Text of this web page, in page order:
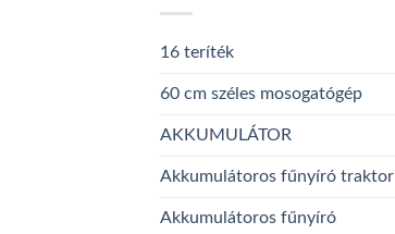
16 teríték
60 cm széles mosogatógép
AKKUMULÁTOR
Akkumulátoros fűnyíró traktor
Akkumulátoros fűnyíró